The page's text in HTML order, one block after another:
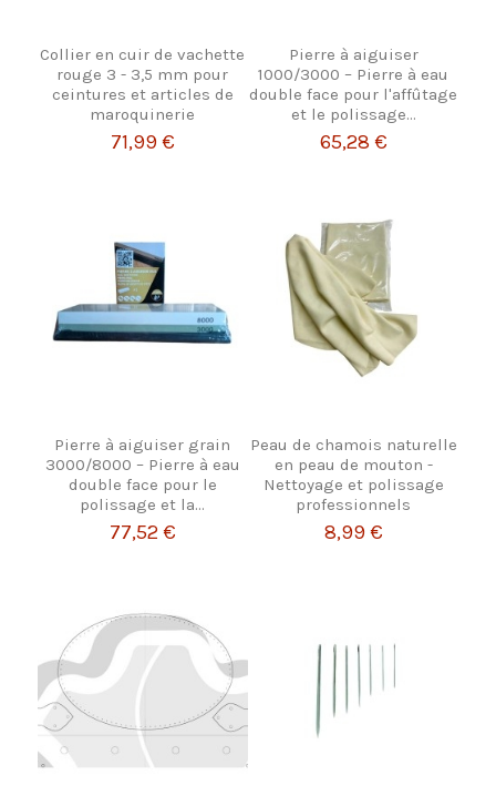
Collier en cuir de vachette
rouge 3 - 3,5 mm pour
ceintures et articles de
maroquinerie
71,99 €
Pierre à aiguiser
1000/3000 – Pierre à eau
double face pour l'affûtage
et le polissage...
65,28 €
Pierre à aiguiser grain
3000/8000 – Pierre à eau
double face pour le
polissage et la...
77,52 €
Peau de chamois naturelle
en peau de mouton -
Nettoyage et polissage
professionnels
8,99 €